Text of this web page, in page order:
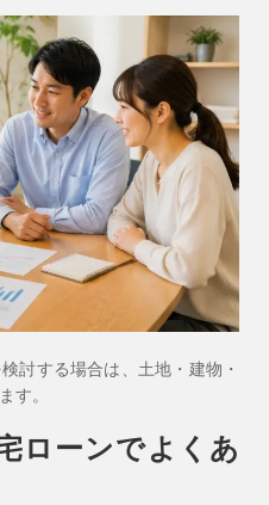
討する場合は、土地・建物・
す。
ローンでよくあ